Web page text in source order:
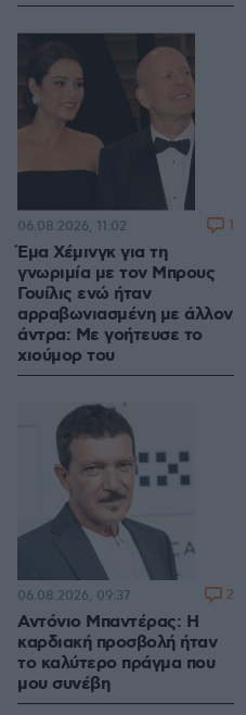
Έμα Χέμινγκ για τη
γνωριμία με τον Μπρους
Γουίλις ενώ ήταν
αρραβωνιασμένη με άλλον
άντρα: Με γοήτευσε το
χιούμορ του
06.08.2026, 11:02 1
Αντόνιο Μπαντέρας: Η
καρδιακή προσβολή ήταν
το καλύτερο πράγμα που
μου συνέβη
06.08.2026, 09:37 2